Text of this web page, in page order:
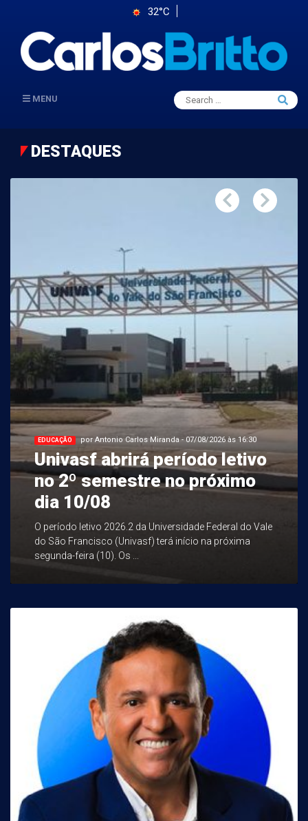
32°C
MENU
Search
for:
Search
DESTAQUES
EDUCAÇÃO por Antonio Carlos Miranda - 07/08/2026 às 16:30
Univasf abrirá período letivo
no 2º semestre no próximo
dia 10/08
O período letivo 2026.2 da Universidade Federal do Vale
do São Francisco (Univasf) terá início na próxima
segunda-feira (10). Os ...